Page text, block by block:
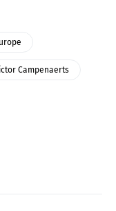
Campenaerts